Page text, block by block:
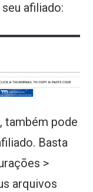
afiliado:
também pode
Basta
>
arquivos